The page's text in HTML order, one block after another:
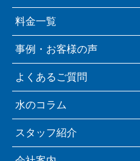
料金一覧
事例・お客様の声
よくあるご質問
水のコラム
スタッフ紹介